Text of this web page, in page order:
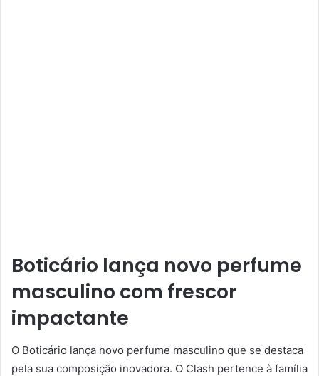
Boticário lança novo perfume
masculino com frescor
impactante
O Boticário lança novo perfume masculino que se destaca
pela sua composição inovadora. O Clash pertence à família